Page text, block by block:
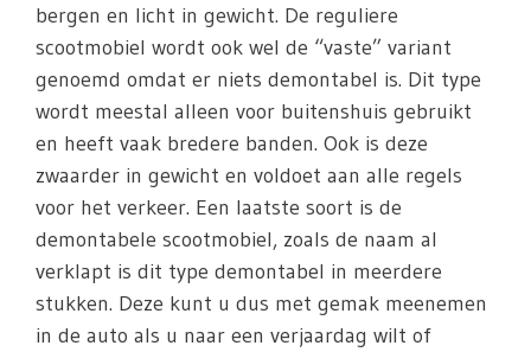
bergen en licht in gewicht. De reguliere
scootmobiel wordt ook wel de “vaste” variant
genoemd omdat er niets demontabel is. Dit type
wordt meestal alleen voor buitenshuis gebruikt
en heeft vaak bredere banden. Ook is deze
zwaarder in gewicht en voldoet aan alle regels
voor het verkeer. Een laatste soort is de
demontabele scootmobiel, zoals de naam al
verklapt is dit type demontabel in meerdere
stukken. Deze kunt u dus met gemak meenemen
in de auto als u naar een verjaardag wilt of